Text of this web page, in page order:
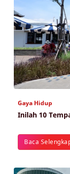
Gaya Hidup
Inilah 10
Baca